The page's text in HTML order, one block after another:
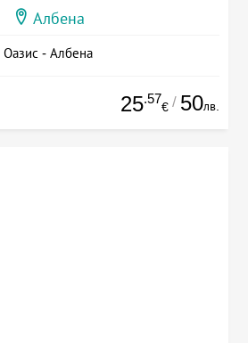
Албена
Оазис - Албена
25.57
€ / 50лв.